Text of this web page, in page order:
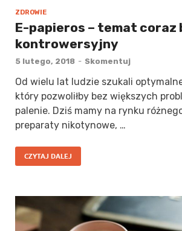
ZDROWIE
E-papieros – temat coraz
kontrowersyjny
5 lutego, 2018 - Skomentuj
Od wielu lat ludzie szukali
który pozwoliłby bez większych
palenie. Dziś mamy na rynku
preparaty nikotynowe, …
CZYTAJ DALEJ